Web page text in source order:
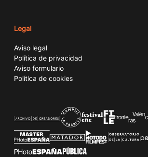
Legal
Aviso legal
Política de privacidad
Aviso formulario
Política de cookies